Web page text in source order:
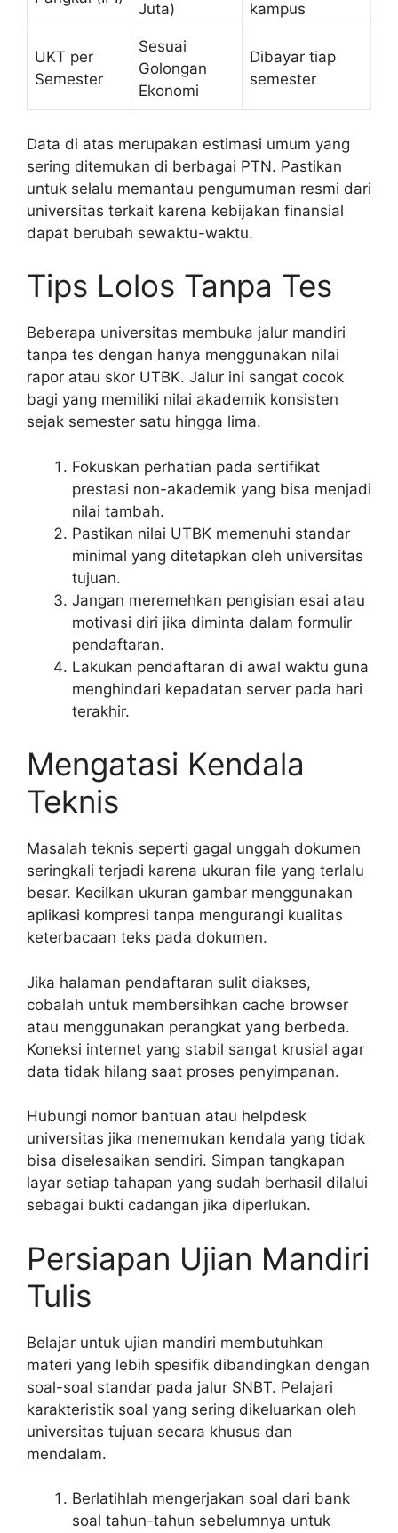
Juta) kampus
UKT per
Semester
Sesuai
Golongan
Ekonomi
Dibayar tiap
semester
Data di atas merupakan estimasi umum yang
sering ditemukan di berbagai PTN. Pastikan
untuk selalu memantau pengumuman resmi dari
universitas terkait karena kebijakan finansial
dapat berubah sewaktu-waktu.
Tips Lolos Tanpa Tes
Beberapa universitas membuka jalur mandiri
tanpa tes dengan hanya menggunakan nilai
rapor atau skor UTBK. Jalur ini sangat cocok
bagi yang memiliki nilai akademik konsisten
sejak semester satu hingga lima.
Fokuskan perhatian pada sertifikat
prestasi non-akademik yang bisa menjadi
nilai tambah.
Pastikan nilai UTBK memenuhi standar
minimal yang ditetapkan oleh universitas
tujuan.
Jangan meremehkan pengisian esai atau
motivasi diri jika diminta dalam formulir
pendaftaran.
Lakukan pendaftaran di awal waktu guna
menghindari kepadatan server pada hari
terakhir.
Mengatasi Kendala
Teknis
Masalah teknis seperti gagal unggah dokumen
seringkali terjadi karena ukuran file yang terlalu
besar. Kecilkan ukuran gambar menggunakan
aplikasi kompresi tanpa mengurangi kualitas
keterbacaan teks pada dokumen.
Jika halaman pendaftaran sulit diakses,
cobalah untuk membersihkan cache browser
atau menggunakan perangkat yang berbeda.
Koneksi internet yang stabil sangat krusial agar
data tidak hilang saat proses penyimpanan.
Hubungi nomor bantuan atau helpdesk
universitas jika menemukan kendala yang tidak
bisa diselesaikan sendiri. Simpan tangkapan
layar setiap tahapan yang sudah berhasil dilalui
sebagai bukti cadangan jika diperlukan.
Persiapan Ujian Mandiri
Tulis
Belajar untuk ujian mandiri membutuhkan
materi yang lebih spesifik dibandingkan dengan
soal-soal standar pada jalur SNBT. Pelajari
karakteristik soal yang sering dikeluarkan oleh
universitas tujuan secara khusus dan
mendalam.
Berlatihlah mengerjakan soal dari bank
soal tahun-tahun sebelumnya untuk